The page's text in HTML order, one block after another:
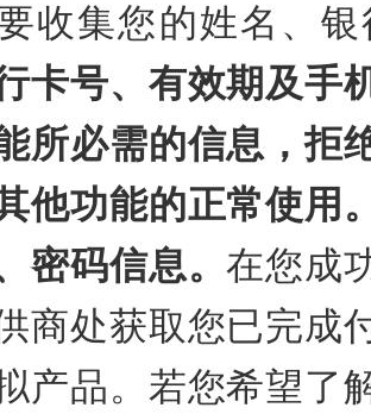
收集您的姓名、
卡号、有效期及手
所必需的信息，拒
他功能的正常使用
密码信息。在您成
商处获取您已完成
产品。若您希望了